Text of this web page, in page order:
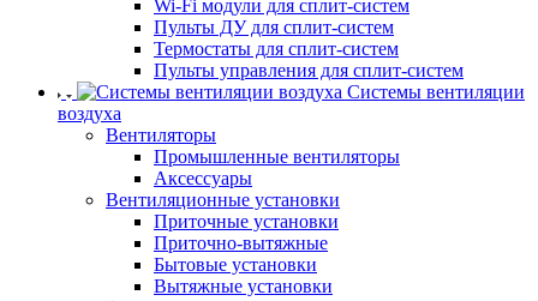
Wi-Fi модули для сплит-систем
Пульты ДУ для сплит-систем
Термостаты для сплит-систем
Пульты управления для сплит-систем
Системы вентиляции
воздуха
Вентиляторы
Промышленные вентиляторы
Аксессуары
Вентиляционные установки
Приточные установки
Приточно-вытяжные
Бытовые установки
Вытяжные установки